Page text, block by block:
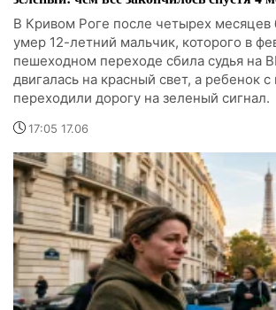
В Кривом Роге после четырех месяцев
умер 12-летний мальчик, которого в
пешеходном переходе сбила судья на
двигалась на красный свет, а ребенок
переходили дорогу на зеленый сигнал.
17:05 17.06